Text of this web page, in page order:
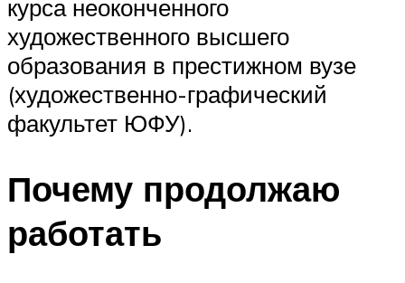
курса неоконченного
художественного высшего
образования в престижном вузе
(художественно-графический
факультет ЮФУ).
Почему продолжаю
работать